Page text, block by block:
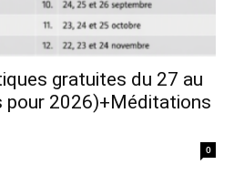
gratuites du 27 au
2026)+Méditations
0